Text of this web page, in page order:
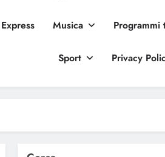
Musica Programmi
Sport Privacy